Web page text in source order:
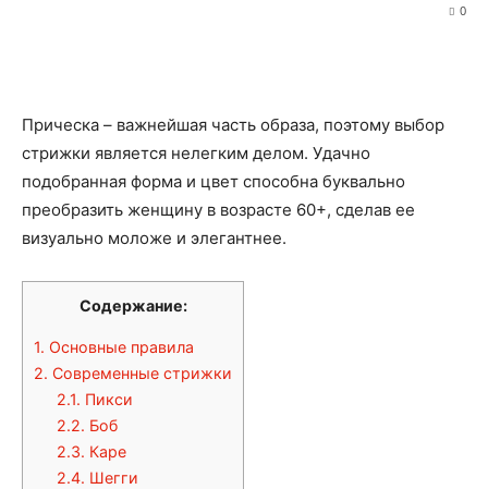
0
Прическа – важнейшая часть образа, поэтому выбор
стрижки является нелегким делом. Удачно
подобранная форма и цвет способна буквально
преобразить женщину в возрасте 60+, сделав ее
визуально моложе и элегантнее.
Содержание:
1. Основные правила
2. Современные стрижки
2.1. Пикси
2.2. Боб
2.3. Каре
2.4. Шегги